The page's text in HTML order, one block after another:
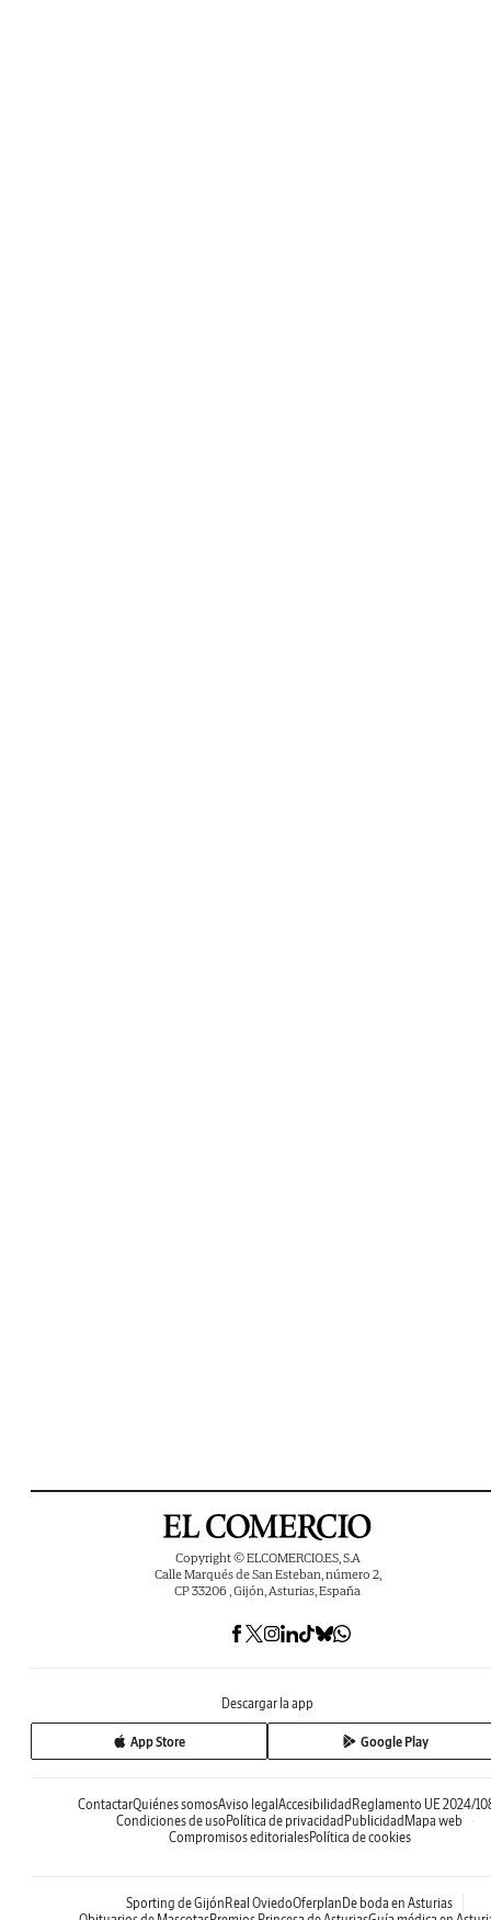
Copyright © ELCOMERCIO.ES, S.A
Calle Marqués de San Esteban, número 2,
CP 33206 , Gijón, Asturias, España
Descargar la app
App Store Google Play
ContactarQuiénes somosAviso legal Accesibilidad Reglamento UE 2024/
Condiciones de uso Política de privacidad Publicidad Mapa web
Compromisos editorialesPolítica de cookies
Sporting de Gijón Real OviedoOferplan De boda en Asturias